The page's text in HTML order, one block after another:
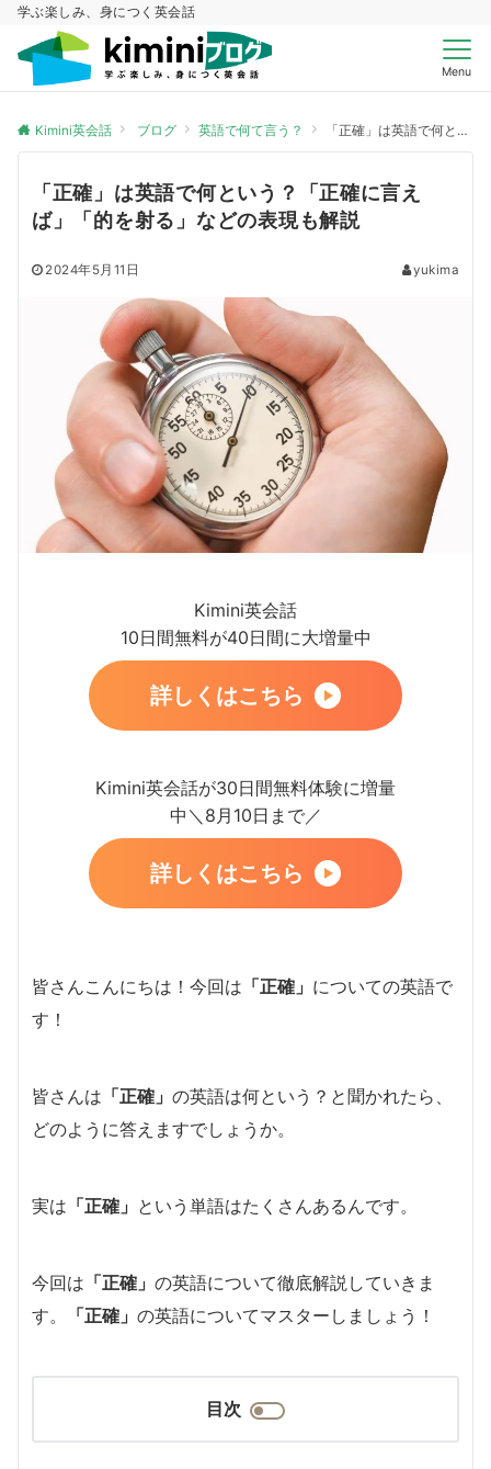
学ぶ楽しみ、身につく英会話
Menu
Kimini英会話 ブログ 英語で何て言う？ 「正確」は英語で何という？「正確に言えば」「的を射る」などの表現も解説
「正確」は英語で何という？「正確に言え
ば」「的を射る」などの表現も解説
2024年5月11日 yukima
Kimini英会話
10日間無料が40日間に大増量中
詳しくはこちら
Kimini英会話が30日間無料体験に増量
中＼8月10日まで／
詳しくはこちら
皆さんこんにちは！今回は 「正確」 についての英語で
す！
皆さんは 「正確」 の英語は何という？と聞かれたら、
どのように答えますでしょうか。
実は 「正確」 という単語はたくさんあるんです。
今回は 「正確」 の英語について徹底解説していきま
す。
「正確」 の英語についてマスターしましょう！
目次